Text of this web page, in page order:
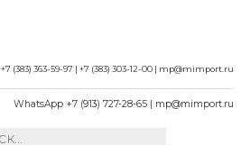
+7 (383) 363-59-97 | +7 (383) 303-12-00 | mp@mimport.ru
WhatsApp +7 (913) 727-28-65 | mp@mimport.ru